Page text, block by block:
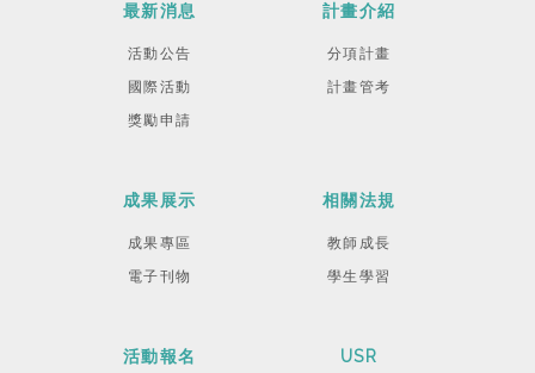
最新消息
活動公告
國際活動
獎勵申請
計畫介紹
分項計畫
計畫管考
成果展示
成果專區
電子刊物
相關法規
教師成長
學生學習
活動報名 USR